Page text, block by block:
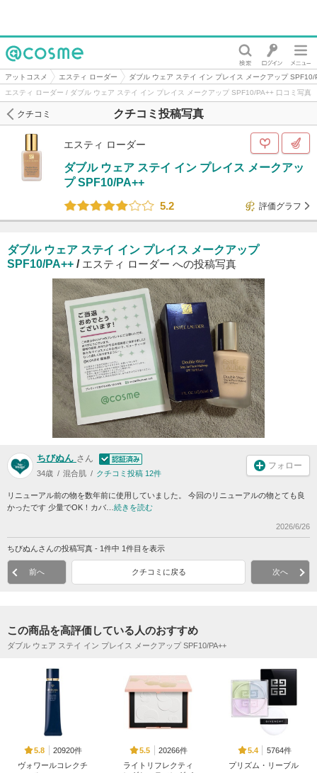
@cosme
アットコスメ エスティ ローダー
ダブル ウェア ステイ イン プレイス メークアップ SPF10/
エスティ ローダー / ダブル ウェア ステイ イン プレイス メークアップ SPF10/PA++ 口コミ写真
クチコミ投稿写真
クチコミ
エスティ ローダー
ダブル ウェア ステイ イン プレイス メークアッ
プ SPF10/PA++
5.2
評価グラフ
ダブル ウェア ステイ イン プレイス メークアップ
SPF10/PA++ / エスティ ローダー への投稿写真
ちびぬん さん
34歳 混合肌 クチコミ投稿 12件
フォロー
リニューアル前の物を数年前に使用していました。 今回のリニューアルの物とても良
かったです 少量でOK！カバ… 続きを読む
2026/6/26
ちびぬんさんの投稿写真 - 1件中 1件目を表示
前へ クチコミに戻る 次へ
この商品を高評価している人のおすすめ
ダブル ウェア ステイ イン プレイス メークアップ SPF10/PA++
5.8
20920件
ヴォワールコレクチ
5.5
20266件
ライトリフレクティ
5.4
5764件
プリズム・リーブル